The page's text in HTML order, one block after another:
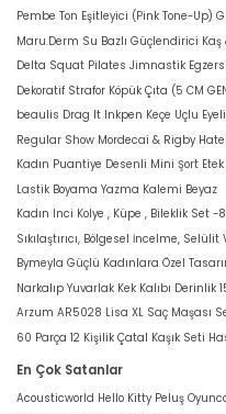
Pembe Ton Eşitleyici (Pink Tone-Up)
Maru.Derm Su Bazlı Güçlendirici
Delta Squat Pilates Jimnastik
Dekoratif Strafor Köpük Çıta (5 CM
beaulis Drag It Inkpen Keçe Uçlu
Regular Show Mordecai & Rigby
Kadın Puantiye Desenli Mini Şort
Lastik Boyama Yazma Kalemi Beyaz
Kadın Inci Kolye , Küpe , Bileklik Set -
Sıkılaştırıcı, Bölgesel İncelme,
Bymeyla Güçlü Kadınlara Özel
Narkalıp Yuvarlak Kek Kalıbı Derinlik
Arzum AR5028 Lisa XL Saç Maşası
60 Parça 12 Kişilik Çatal Kaşık Seti
En Çok Satanlar
Acousticworld Hello Kitty Peluş